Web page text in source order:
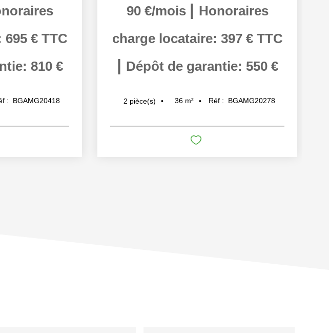
€ TTC
810 €
: BGAMG20418
90 €/mois | Honoraires
charge locataire: 397 € TTC
| Dépôt de garantie: 550 €
2 pièce(s) 36 m² Réf : BGAMG20278